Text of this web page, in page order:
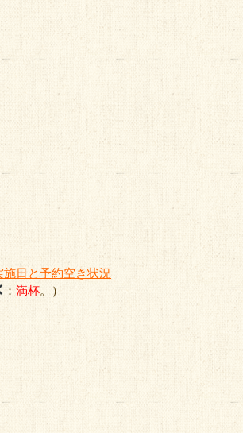
施日と予約空き状況
：満杯。）